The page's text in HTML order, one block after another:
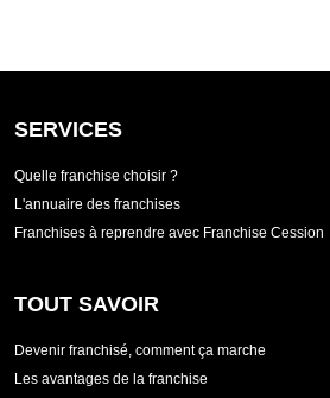
SERVICES
Quelle franchise choisir ?
L'annuaire des franchises
Franchises à reprendre avec Franchise Cession
TOUT SAVOIR
Devenir franchisé, comment ça marche
Les avantages de la franchise